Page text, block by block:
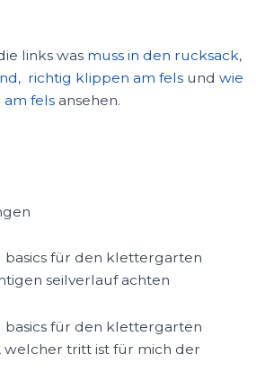
links was muss in den rucksack,
richtig klippen am fels und wie
fels ansehen.
seilverlauf achten
welcher tritt ist für mich der